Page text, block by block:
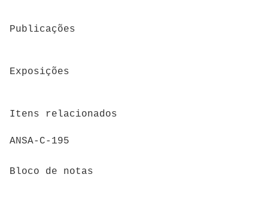
Publicações
Exposições
Itens relacionados
ANSA-C-195
Bloco de notas